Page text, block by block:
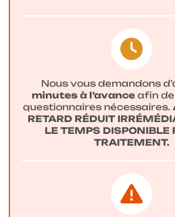
Nous vous demandons
minutes à l’avance afin
questionnaires nécessaires.
RETARD RÉDUIT
LE TEMPS DISPONIBLE
TRAITEMENT.